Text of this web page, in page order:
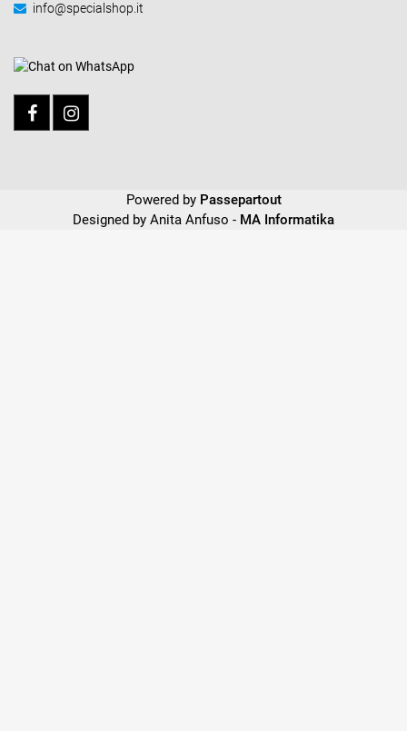
info@specialshop.it
Powered by Passepartout
Designed by Anita Anfuso - MA Informatika